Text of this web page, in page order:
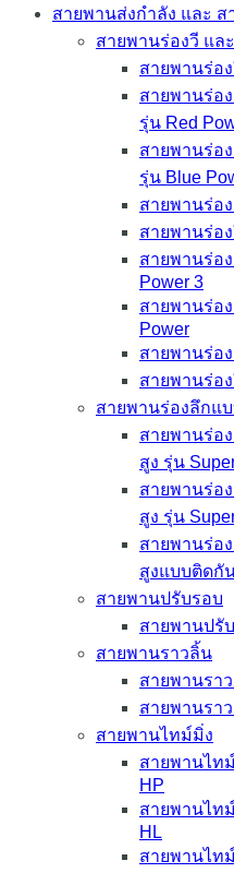
สายพานส่งกำลัง และ ส
สายพานร่องวี แล
สายพานร่อ
สายพานร่อ
รุ่น Red
สายพานร่อ
รุ่น Blue
สายพานร่อ
สายพานร่อ
สายพานร่อ
Power 3
สายพานร่อ
Power
สายพานร่อ
สายพานร่อ
สายพานร่องลึกแ
สายพานร่อ
สูง รุ่น
สายพานร่อ
สูง รุ่น
สายพานร่อ
สูงแบบติดกั
สายพานปรับรอบ
สายพานปรั
สายพานราวลิ้น
สายพานรา
สายพานรา
สายพานไทม์มิ่ง
สายพานไท
HP
สายพานไท
HL
สายพานไท